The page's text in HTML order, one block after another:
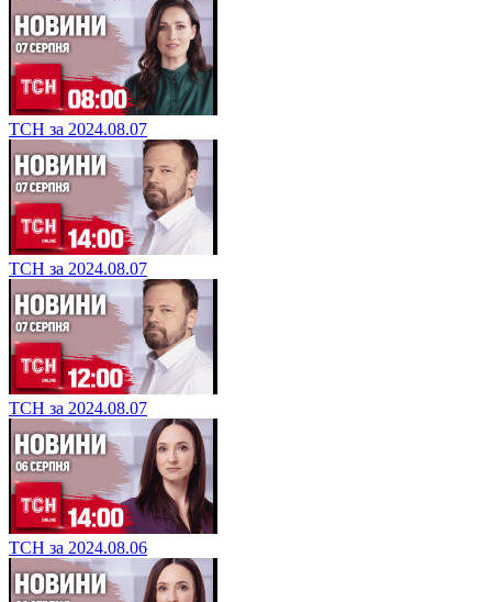
ТСН за 2024.08.07
ТСН за 2024.08.07
ТСН за 2024.08.07
ТСН за 2024.08.06